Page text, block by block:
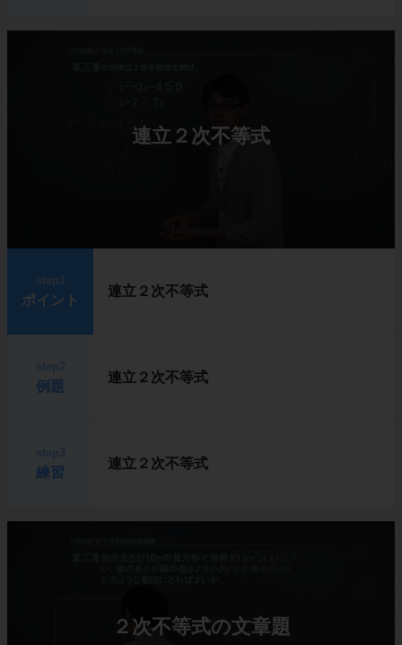
連立２次不等式
ポイント
連立２次不等式
例題
連立２次不等式
練習
連立２次不等式
２次不等式の文章題